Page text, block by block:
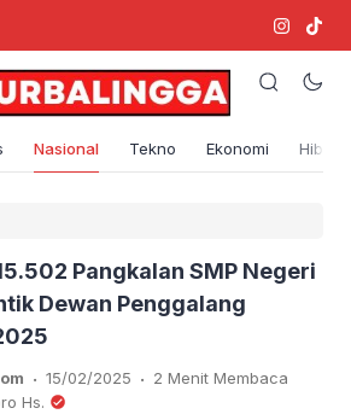
Nasional Tekno Ekonomi
Pangkalan SMP Negeri
Dewan Penggalang
. 15/02/2025 . 2 Menit Membaca
Hs.